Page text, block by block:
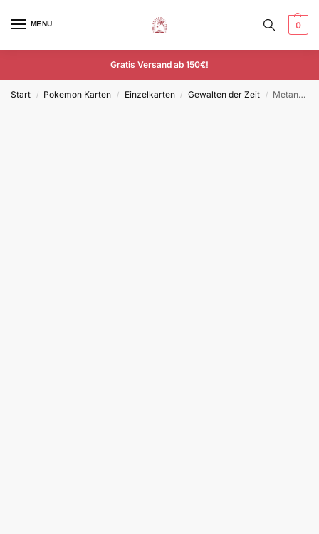
MENU 0
Gratis Versand ab 150€!
Start / Pokemon Karten / Einzelkarten / Gewalten der Zeit / Metang – TEF 114/162 – Deutsch – Common